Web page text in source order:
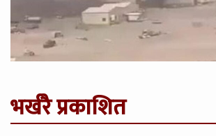
भर्खरै प्रकाशित